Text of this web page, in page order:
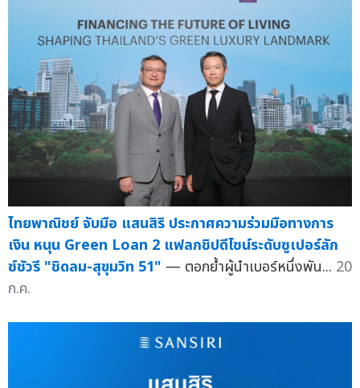
ไทยพาณิชย์ จับมือ แสนสิริ ประกาศความร่วมมือทางการ
เงิน หนุน Green Loan 2 แฟลกชิปดีไซน์ระดับซูเปอร์ลัก
ซ์ชัวรี "ชิดลม-สุขุมวิท 51" — ตอกย้ำผู้นำเบอร์หนึ่งพัน... 20
ก.ค.